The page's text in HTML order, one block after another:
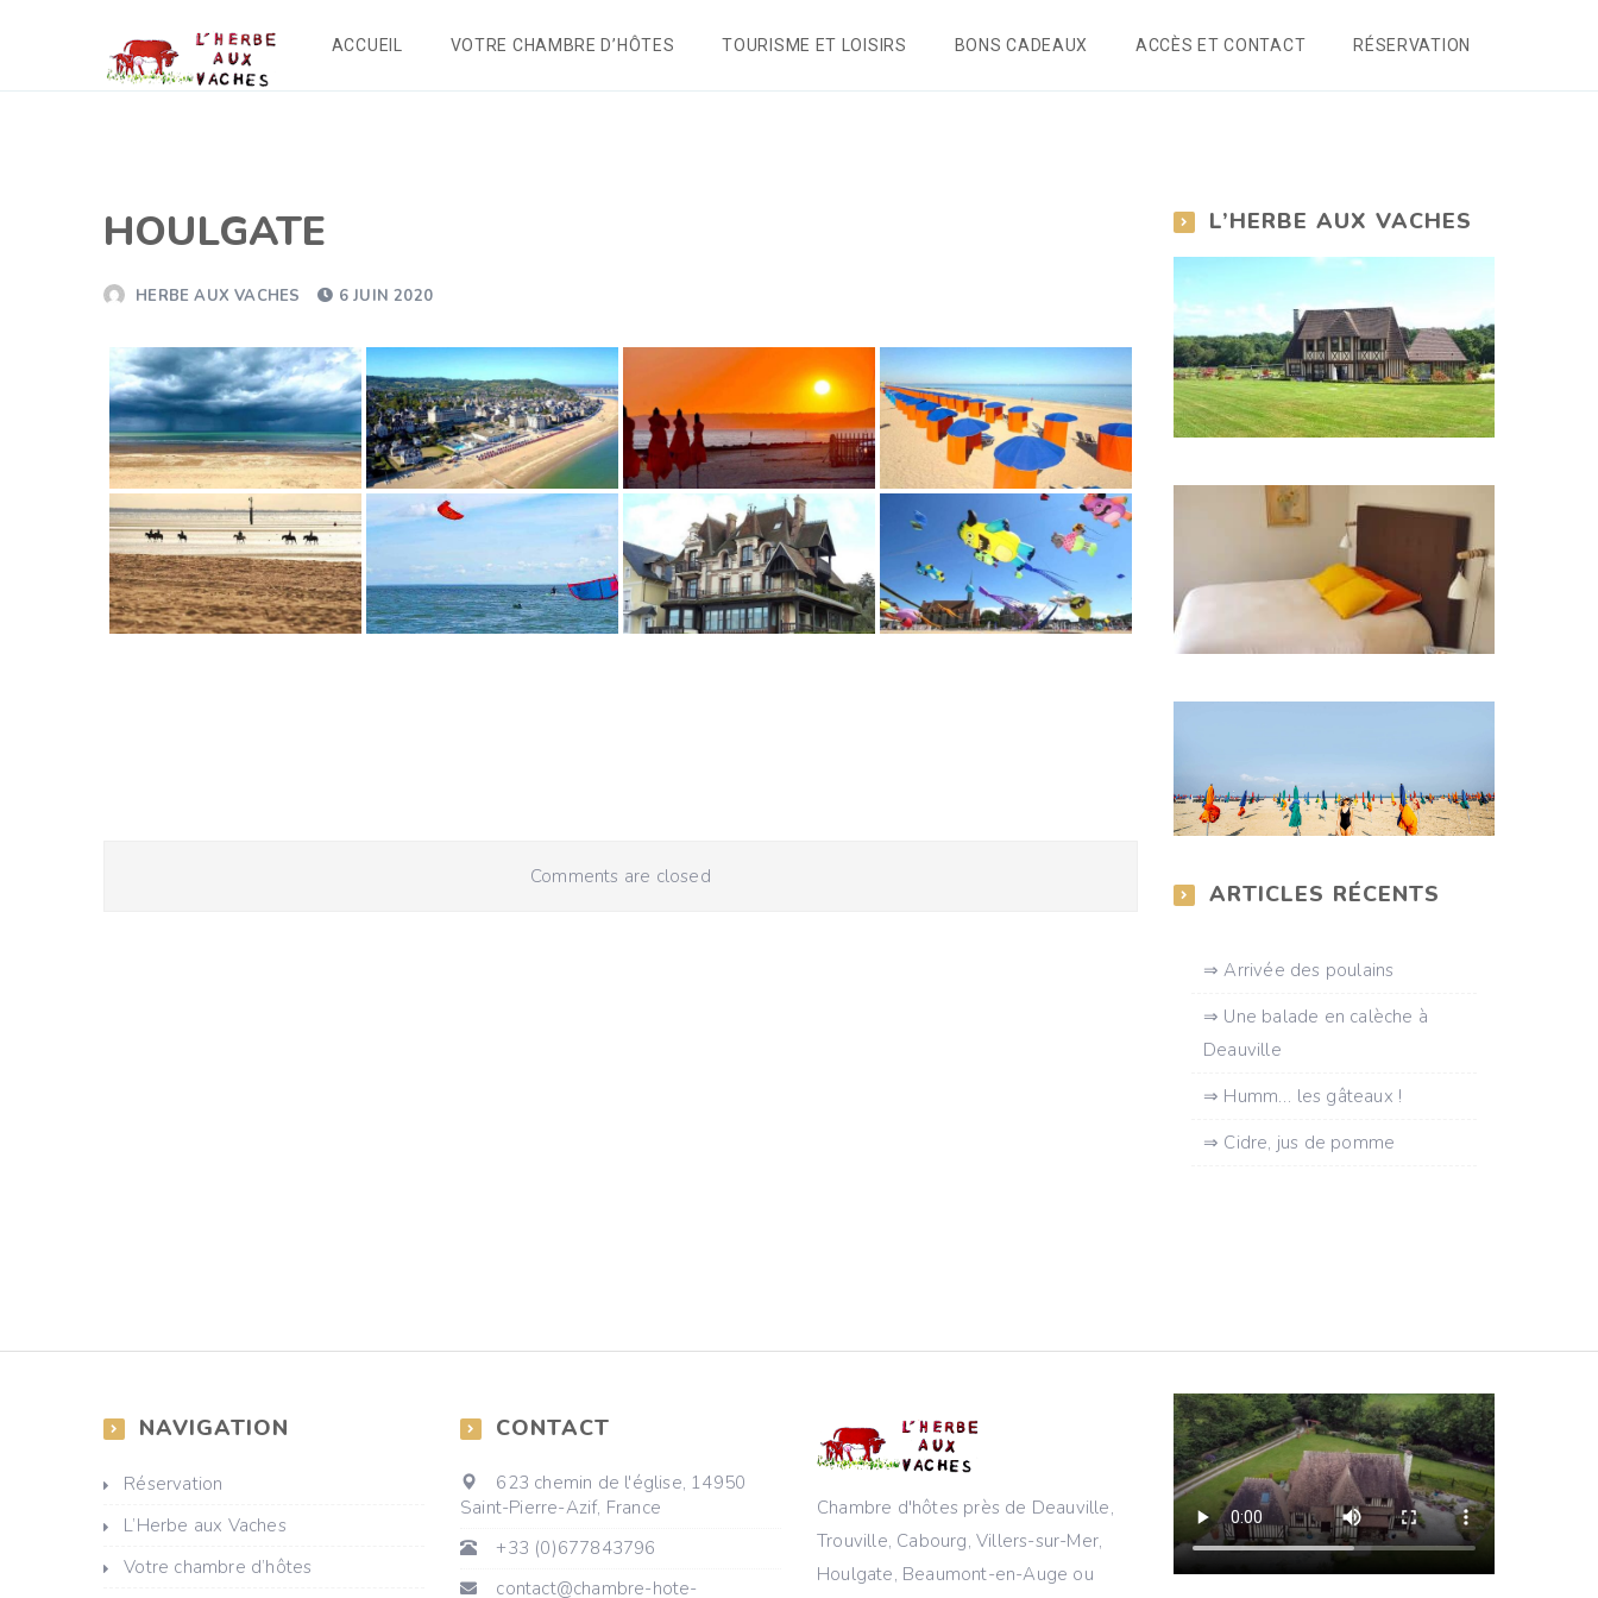
ACCUEIL VOTRE CHAMBRE D’HÔTES TOURISME ET LOISIRS BONS CADEAUX ACCÈS ET CONTACT RÉSERVATION
HOULGATE
HERBE AUX VACHES 6 JUIN 2020
Comments are closed
L’HERBE AUX VACHES
ARTICLES RÉCENTS
⇒ Arrivée des poulains
⇒ Une balade en calèche à
Deauville
⇒ Humm… les gâteaux !
⇒ Cidre, jus de pomme
NAVIGATION
Réservation
L’Herbe aux Vaches
Votre chambre d’hôtes
CONTACT
623 chemin de l'église, 14950
Saint-Pierre-Azif, France
+33 (0)677843796
contact@chambre-hote-
Chambre d'hôtes près de Deauville,
Trouville, Cabourg, Villers-sur-Mer,
Houlgate, Beaumont-en-Auge ou